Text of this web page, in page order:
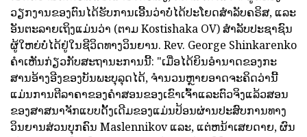
ວຽກງານຂອງຕົນໄດ້ຮັບການເອີ້ນວ່າບໍ່ໄດ້ປະໂຍດສໍາລັບຄຣິສ, ແລະ
ອັນຕະລາຍເຖິງແມ່ນວ່າ (ຕາມ Kostishaka OV) ສໍາລັບປະຊາຊົນ
ຜູ້ໃຫຍ່ບໍ່ໄດ້ຢູ່ໃນຊີວິດທາງວິນຍານ. Rev. George Shinkarenko
ຄໍາເຫັນກ່ຽວກັບສະຖານະການນີ້: "ເມື່ອໄດ້ຍິນອໍານາດຂອງກະ
ສານອ້າງອີງຂອງບັນພະບຸລຸດໄດ້, ຈໍານວນຫຼາຍອາດຈະຄິດວ່ານີ້
ແມ່ນການຕີລາຄາຂອງຄໍາສອນຂອງເຂົາເຈົ້າແລະຕົວຈິງແລ້ວສອນ
ຂອງສາສນາຈັກແບບດັ້ງເດີມຂອງແມ່ນປ້ອນຜ່ານປະສົບການທາງ
ວິນຍານສ່ວນບຸກຄົນ Maslennikov ແລະ, ແຕ່ຫນ້າເສຍດາຍ, ຜົນ